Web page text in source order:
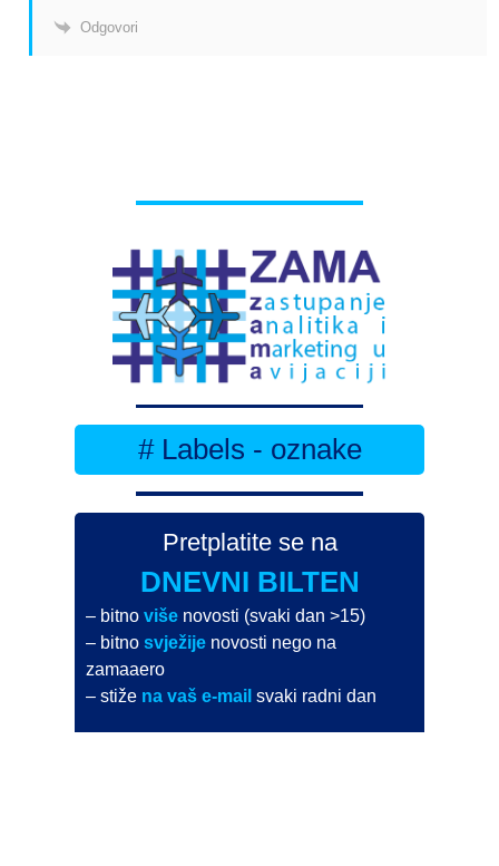
Odgovori
# Labels - oznake
Pretplatite se na
DNEVNI BILTEN
– bitnoviše novosti (svaki dan >15)
– bitnosvježije novosti nego na
zamaaero
– stiže na vaš e-mail svaki radni dan